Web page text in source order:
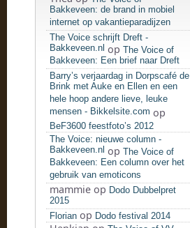
Bakkeveen: de brand in mobiel
internet op vakantieparadijzen
The Voice schrijft Dreft -
Bakkeveen.nl op The Voice of
Bakkeveen: Een brief naar Dreft
Barry’s verjaardag in Dorpscafé de
Brink met Auke en Ellen en een
hele hoop andere lieve, leuke
mensen - Bikkelsite.com op
BeF3600 feestfoto’s 2012
The Voice: nieuwe column -
Bakkeveen.nl op The Voice of
Bakkeveen: Een column over het
gebruik van emoticons
mammie op Dodo Dubbelpret
2015
Florian op Dodo festival 2014